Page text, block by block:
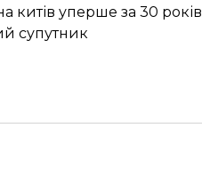
китів уперше за 30 років
супутник